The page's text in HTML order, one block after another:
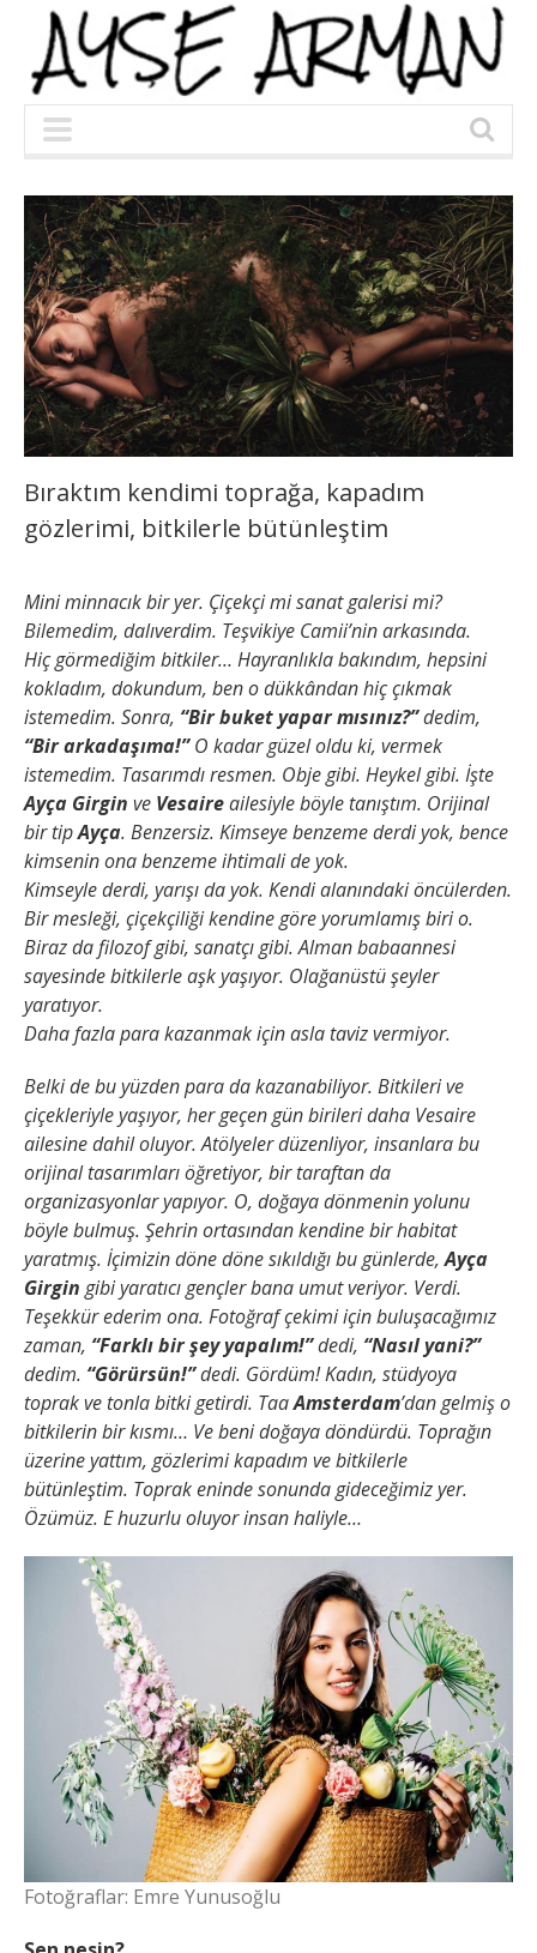
Bıraktım kendimi toprağa, kapadım
gözlerimi, bitkilerle bütünleştim
Mini minnacık bir yer. Çiçekçi mi sanat galerisi mi?
Bilemedim, dalıverdim. Teşvikiye Camii’nin arkasında.
Hiç görmediğim bitkiler… Hayranlıkla bakındım, hepsini
kokladım, dokundum, ben o dükkândan hiç çıkmak
istemedim. Sonra, “Bir buket yapar mısınız?”dedim,
“Bir arkadaşıma!”O kadar güzel oldu ki, vermek
istemedim. Tasarımdı resmen. Obje gibi. Heykel gibi. İşte
Ayça Girgin ve Vesaireailesiyle böyle tanıştım. Orijinal
bir tipAyça. Benzersiz. Kimseye benzeme derdi yok, bence
kimsenin ona benzeme ihtimali de yok.
Kimseyle derdi, yarışı da yok. Kendi alanındaki öncülerden.
Bir mesleği, çiçekçiliği kendine göre yorumlamış biri o.
Biraz da filozof gibi, sanatçı gibi. Alman babaannesi
sayesinde bitkilerle aşk yaşıyor. Olağanüstü şeyler
yaratıyor.
Daha fazla para kazanmak için asla taviz vermiyor.
Belki de bu yüzden para da kazanabiliyor. Bitkileri ve
çiçekleriyle yaşıyor, her geçen gün birileri daha Vesaire
ailesine dahil oluyor. Atölyeler düzenliyor, insanlara bu
orijinal tasarımları öğretiyor, bir taraftan da
organizasyonlar yapıyor. O, doğaya dönmenin yolunu
böyle bulmuş. Şehrin ortasından kendine bir habitat
yaratmış. İçimizin döne döne sıkıldığı bu günlerde,Ayça
Girgin gibi yaratıcı gençler bana umut veriyor. Verdi.
Teşekkür ederim ona. Fotoğraf çekimi için buluşacağımız
zaman, “Farklı bir şey yapalım!”dedi, “Nasıl yani?”
dedim. “Görürsün!”dedi. Gördüm! Kadın, stüdyoya
toprak ve tonla bitki getirdi. TaaAmsterdam’dan gelmiş o
bitkilerin bir kısmı… Ve beni doğaya döndürdü. Toprağın
üzerine yattım, gözlerimi kapadım ve bitkilerle
bütünleştim. Toprak eninde sonunda gideceğimiz yer.
Özümüz. E huzurlu oluyor insan haliyle…
Fotoğraflar: Emre Yunusoğlu